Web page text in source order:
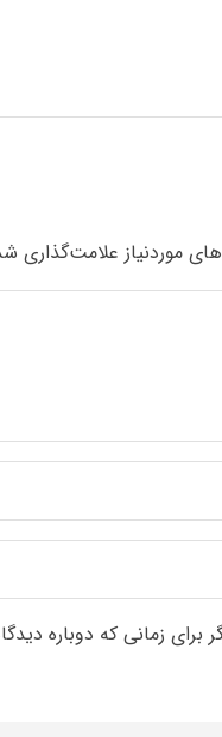
موردنیاز علامت‌گذاری
برای زمانی که دوباره